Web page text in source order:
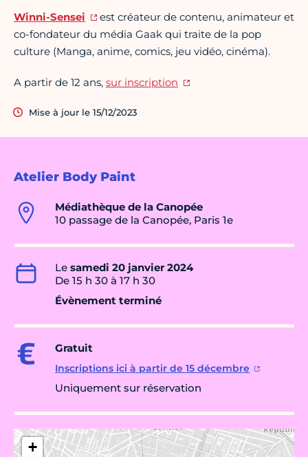
Atelier Body Paint
Médiathèque de la Canopée
10 passage de la Canopée, Paris 1e
Le samedi 20 janvier 2024
De 15 h 30 à 17 h 30
Évènement terminé
Gratuit
Inscriptions ici à partir de 15 décembre
Uniquement sur réservation
+
Winni-Sensei
est créateur de contenu, animateur et
co-fondateur du média Gaak qui traite de la pop
culture (Manga, anime, comics, jeu vidéo, cinéma).
A partir de 12 ans, sur inscription
Mise à jour le 15/12/2023